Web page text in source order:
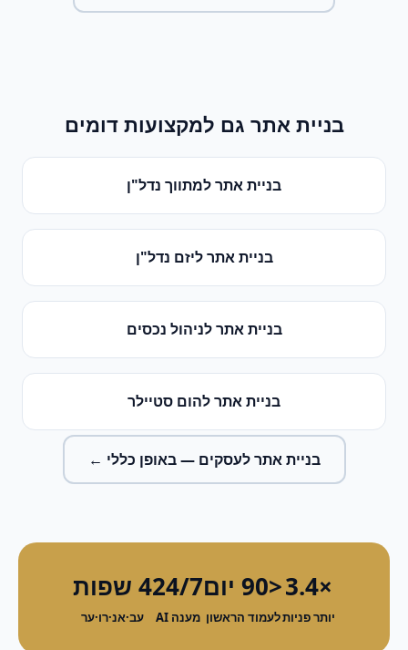
בניית אתר גם למקצועות דומים
בניית אתרלמתווך נדל"ן
בניית אתרליזם נדל"ן
בניית אתרלניהול נכסים
בניית אתרלהום סטיילר
בניית אתר לעסקים — באופן כללי ←
×3.4
יותר פניות
<90 יום
לעמוד הראשון
24/7
מענה AI
4 שפות
עב·אנ·רו·ער